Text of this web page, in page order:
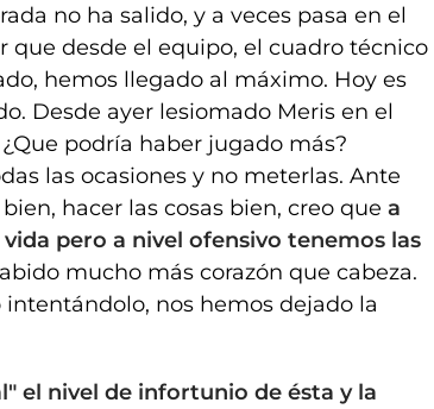
no ha salido, y a veces pasa en el
que desde el equipo, el cuadro técnico
hemos llegado al máximo. Hoy es
Desde ayer lesiomado Meris en el
podría haber jugado más?
las ocasiones y no meterlas. Ante
hacer las cosas bien, creo que a
pero a nivel ofensivo tenemos las
mucho más corazón que cabeza.
nos hemos dejado la
el nivel de infortunio de ésta y la